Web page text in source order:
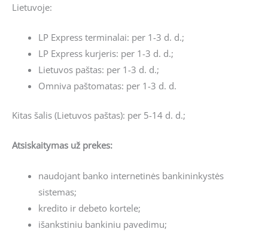
Lietuvoje:
LP Express terminalai: per 1-3 d. d.;
LP Express kurjeris: per 1-3 d. d.;
Lietuvos paštas: per 1-3 d. d.;
Omniva paštomatas: per 1-3 d. d.
Kitas šalis (Lietuvos paštas): per 5-14 d. d.;
Atsiskaitymas už prekes:
naudojant banko internetinės bankininkystės
sistemas;
kredito ir debeto kortele;
išankstiniu bankiniu pavedimu;